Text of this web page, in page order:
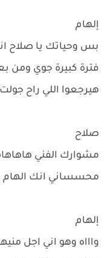
إلهام
بس وحياتك يا صلاح
فترة كبيرة جوي ومن
هيرجعوا اللي راح
صلاح
مشوارك الفني
محسساني انك الهام
إلهام
واااه وهو اني اجل